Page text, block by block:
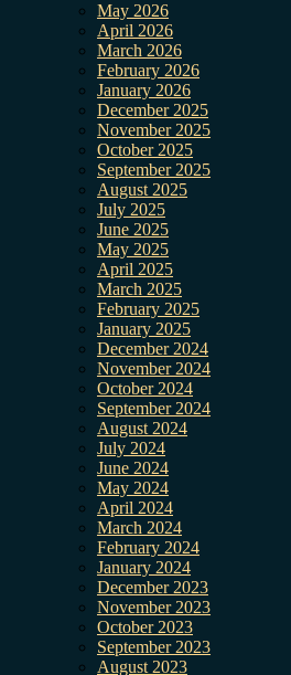
May 2026
April 2026
March 2026
February 2026
January 2026
December 2025
November 2025
October 2025
September 2025
August 2025
July 2025
June 2025
May 2025
April 2025
March 2025
February 2025
January 2025
December 2024
November 2024
October 2024
September 2024
August 2024
July 2024
June 2024
May 2024
April 2024
March 2024
February 2024
January 2024
December 2023
November 2023
October 2023
September 2023
August 2023